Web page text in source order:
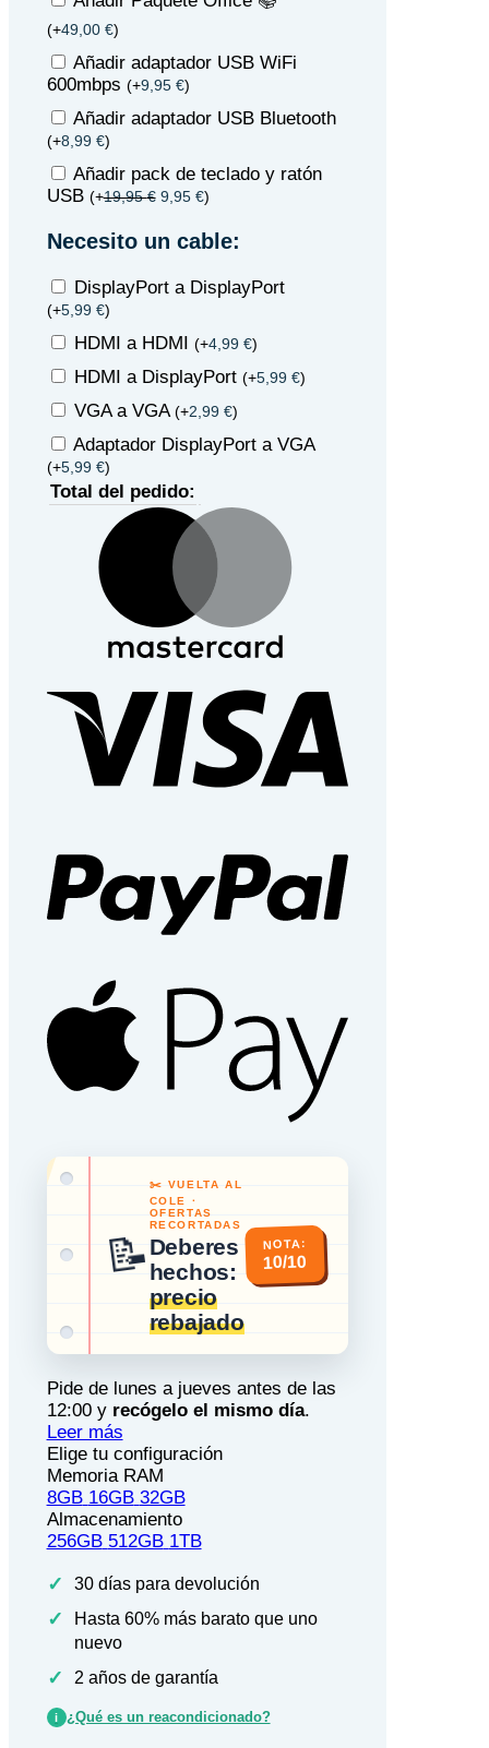
(+49,00 €)
Añadir adaptador USB WiFi
600mbps (+9,95 €)
Añadir adaptador USB Bluetooth
(+8,99 €)
Añadir pack de teclado y ratón
USB (+19,95€ 9,95 €)
Necesito un cable:
DisplayPort a DisplayPort
(+5,99 €)
HDMI a HDMI (+4,99 €)
HDMI a DisplayPort (+5,99 €)
VGA a VGA (+2,99 €)
Adaptador DisplayPort a VGA
(+5,99 €)
Total del pedido:
📝
✂️ VUELTA AL
COLE ·
OFERTAS
RECORTADAS
Deberes
hechos:
precio
rebajado
NOTA:
10/10
Pide de lunes a jueves antes de las
12:00 y recógelo el mismo día.
Leer más
Elige tu configuración
Memoria RAM
8GB 16GB 32GB
Almacenamiento
256GB 512GB 1TB
✓ 30 días para devolución
✓
Hasta 60% más barato que uno
nuevo
✓ 2 años de garantía
i ¿Qué es un reacondicionado?